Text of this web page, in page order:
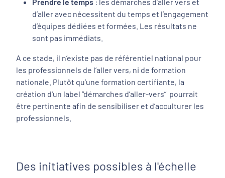
d’aller avec nécessitent du temps et l’engagement
d’équipes dédiées et formées. Les résultats ne
sont pas immédiats.
A ce stade, il n’existe pas de référentiel national pour
les professionnels de l’aller vers, ni de formation
nationale. Plutôt qu’une formation certifiante, la
création d'un label “démarches d’aller-vers” pourrait
être pertinente afin de sensibiliser et d’acculturer les
professionnels.
Des initiatives possibles à l'échelle